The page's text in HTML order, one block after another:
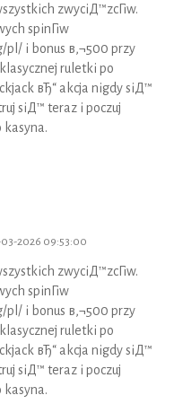
zwyciД™zcГіw.
spinГіw
i bonus в‚¬500 przy
ruletki po
вЂ“ akcja nigdy siД™
siД™ teraz i poczuj
kasyna.
03-2026 09:53:00
zwyciД™zcГіw.
spinГіw
i bonus в‚¬500 przy
ruletki po
вЂ“ akcja nigdy siД™
siД™ teraz i poczuj
kasyna.